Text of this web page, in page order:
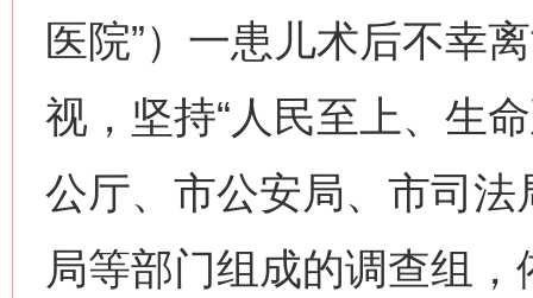
医院”）一患儿术后不幸
视，坚持“人民至上、生
公厅、市公安局、市司
局等部门组成的调查组